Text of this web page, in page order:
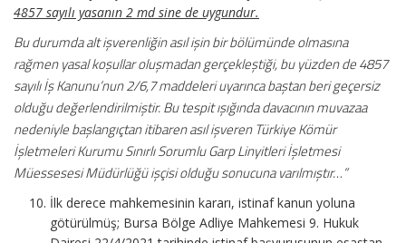
4857 sayılı yasanın 2 md sine de uygundur.
Bu durumda alt işverenliğin asıl işin bir bölümünde olmasına
rağmen yasal koşullar oluşmadan gerçekleştiği, bu yüzden de 4857
sayılı İş Kanunu’nun 2/6,7 maddeleri uyarınca baştan beri geçersiz
olduğu değerlendirilmiştir. Bu tespit ışığında davacının muvazaa
nedeniyle başlangıçtan itibaren asıl işveren Türkiye Kömür
İşletmeleri Kurumu Sınırlı Sorumlu Garp Linyitleri İşletmesi
Müessesesi Müdürlüğü işçisi olduğu sonucuna varılmıştır…”
İlk derece mahkemesinin kararı, istinaf kanun yoluna
götürülmüş; Bursa Bölge Adliye Mahkemesi 9. Hukuk